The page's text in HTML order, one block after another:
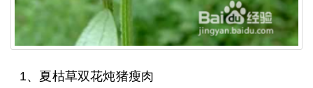
1、夏枯草双花炖猪瘦肉